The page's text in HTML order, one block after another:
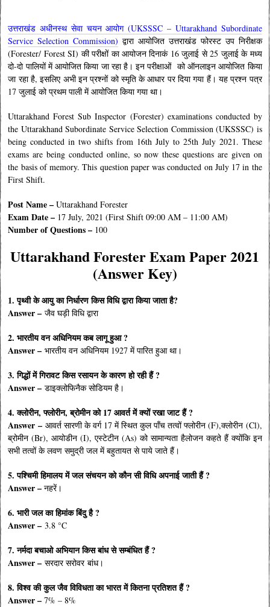
उत्तराखंड अधीनस्थ सेवा चयन आयोग (UKSSSC – Uttarakhand Subordinate
Service Selection Commission) द्वारा आयोजित उत्तराखंड फोरस्ट उप निरीक्षक
(Forester/ Forest SI) की परीक्षों का आयोजन दिनाकं 16 जुलाई से 25 जुलाई के मध्य
दो-दो पालियों में आयोजित किया जा रहा है। इन परीक्षाओं को ऑनलाइन आयोजित किया
जा रहा है, इसलिए अभी इन प्रश्नों को स्मृति के आधार पर दिया गया हैं। यह प्रश्न पत्र
17 जुलाई को प्रथम पाली में आयोजित किया गया था।
Uttarakhand Forest Sub Inspector (Forester) examinations conducted by
the Uttarakhand Subordinate Service Selection Commission (UKSSSC) is
being conducted in two shifts from 16th July to 25th July 2021. These
exams are being conducted online, so now these questions are given on
the basis of memory. This question paper was conducted on July 17 in the
First Shift.
Post Name – Uttarakhand Forester
Exam Date – 17 July, 2021 (First Shift 09:00 AM – 11:00 AM)
Number of Questions – 100
Uttarakhand Forester Exam Paper 2021
(Answer Key)
1. पृथ्वी के आयु का निर्धारण किस विधि द्वारा किया जाता है?
Answer –जैव घड़ी विधि द्वारा
2. भारतीय वन अधिनियम कब लागू हुआ ?
Answer –भारतीय वन अधिनियम 1927 में पारित हुआ था।
3. गिद्धों में गिरावट किस रसायन के कारण हो रही हैं ?
Answer –डाइक्लोफिनैक सोडियम है।
4. क्लोरीन, फ्लोरीन, ब्रोमीन को 17 आवर्त में क्यों रखा जाट हैं ?
Answer – आवर्त सारणी के वर्ग 17 में स्थित कुल पाँच तत्वों फ्लोरीन (F),क्लोरीन (Cl),
ब्रोमीन (Br), आयोडीन (I), एस्टेटीन (As) को सामान्यता हैलोजन कहते हैं क्योंकि इन
सभी तत्वों के लवण समुद्री जल में बहुतायत से पाये जाते हैं।
5. पश्चिमी हिमालय में जल संचयन को कौन सी विधि अपनाई जाती हैं ?
Answer –नहरें।
6. भारी जल का हिमांक बिंदु है ?
Answer –3.8 °C
7. नर्मदा बचाओ अभियान किस बांध से सम्बंधित हैं ?
Answer –सरदार सरोवर बांध।
8. विश्व की कुल जैव विविधता का भारत में कितना प्रतिशत हैं ?
Answer –7% – 8%